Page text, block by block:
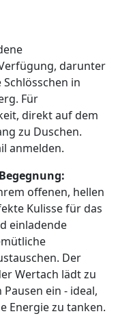
darunter
in
Für
direkt auf dem
zu Duschen.
anmelden.
offenen, hellen
Kulisse für das
einladende
Der
Wertach lädt zu
ein - ideal,
Energie zu tanken.